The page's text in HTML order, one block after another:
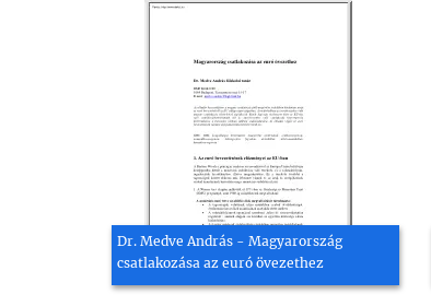
Dr. Medve András - Magyarország
csatlakozása az euró övezethez